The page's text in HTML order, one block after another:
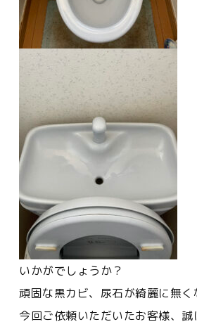
いかがでしょうか？
頑固な黒カビ、尿石が綺麗に無く
今回ご依頼いただいたお客様、